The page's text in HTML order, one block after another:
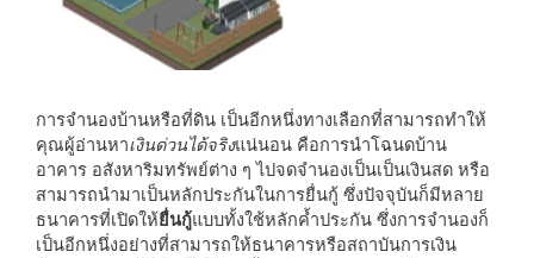
การจำนองบ้านหรือที่ดิน เป็นอีกหนึ่งทางเลือกที่สามารถทำให้
คุณผู้อ่านหาเงินด่วนได้จริงแน่นอน คือการนำโฉนดบ้าน
อาคาร อสังหาริมทรัพย์ต่าง ๆ ไปจดจำนองเป็นเป็นเงินสด หรือ
สามารถนำมาเป็นหลักประกันในการยื่นกู้ ซึ่งปัจจุบันก็มีหลาย
ธนาคารที่เปิดให้ยื่นกู้แบบทั้งใช้หลักค้ำประกัน ซึ่งการจำนองก็
เป็นอีกหนึ่งอย่างที่สามารถให้ธนาคารหรือสถาบันการเงิน